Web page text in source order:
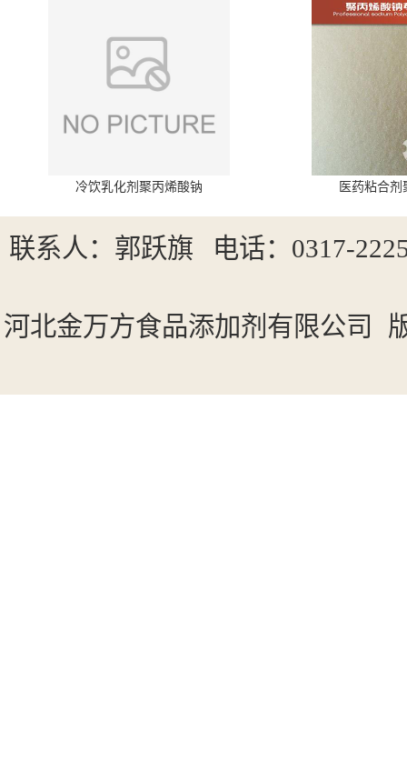
冷饮乳化剂聚丙烯酸钠 医药粘合
联系人：郭跃旗 电话：0317-
河北金万方食品添加剂有限公司